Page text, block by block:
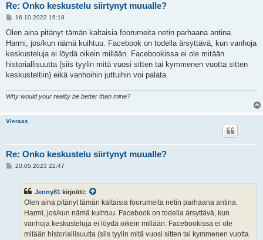
Re: Onko keskustelu siirtynyt muualle?
V
e
t
i
16.10.2022 16:18
Olen aina pitänyt tämän kaltaisia foorumeita netin parhaana antina.
Harmi, jos/kun nämä kuihtuu. Facebook on todella ärsyttävä, kun vanhoja
keskusteluja ei löydä oikein millään. Facebookissa ei ole mitään
historiallisuutta (siis tyylin mitä vuosi sitten tai kymmenen vuotta sitten
keskusteltiin) eikä vanhoihin juttuihin voi palata.
Why would your reality be better than mine?
Vieraas
Re: Onko keskustelu siirtynyt muualle?
V20.05.2023 22:47
Jenny81 kirjoitti:
Olen aina pitänyt tämän kaltaisia foorumeita netin parhaana antina.
Harmi, jos/kun nämä kuihtuu. Facebook on todella ärsyttävä, kun
vanhoja keskusteluja ei löydä oikein millään. Facebookissa ei ole
mitään historiallisuutta (siis tyylin mitä vuosi sitten tai kymmenen vuotta